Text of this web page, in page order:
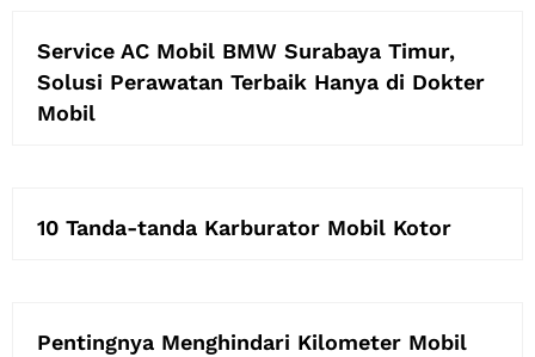
Service AC Mobil BMW Surabaya Timur,
Solusi Perawatan Terbaik Hanya di Dokter
Mobil
10 Tanda-tanda Karburator Mobil Kotor
Pentingnya Menghindari Kilometer Mobil